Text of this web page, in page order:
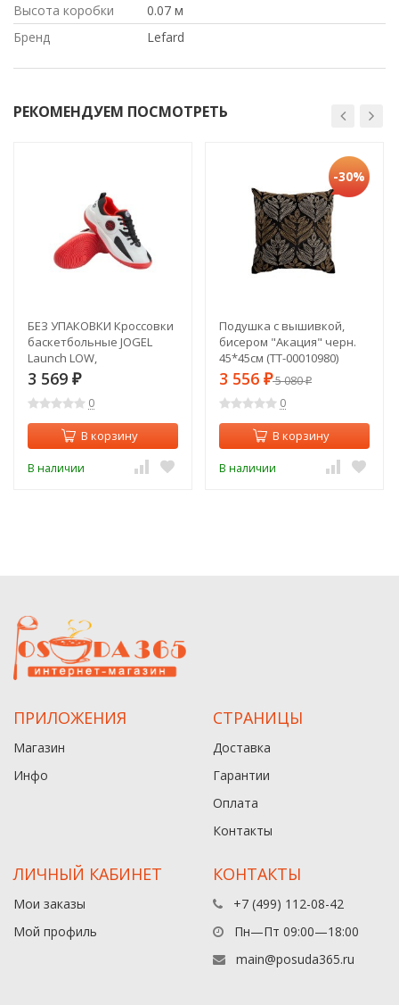
Высота коробки
0.07 м
Бренд
Lefard
РЕКОМЕНДУЕМ ПОСМОТРЕТЬ
БЕЗ УПАКОВКИ Кроссовки
баскетбольные JOGEL
Launch LOW,
White/black/red (2134120)
3 569 ₽
0
В корзину
В наличии
-30%
Подушка с вышивкой,
бисером "Акация" черн.
45*45см (TT-00010980)
3 556 ₽5 080₽
0
В корзину
В наличии
ПРИЛОЖЕНИЯ
Магазин
Инфо
СТРАНИЦЫ
Доставка
Гарантии
Оплата
Контакты
ЛИЧНЫЙ КАБИНЕТ
Мои заказы
Мой профиль
КОНТАКТЫ
+7 (499) 112-08-42
Пн—Пт 09:00—18:00
main@posuda365.ru